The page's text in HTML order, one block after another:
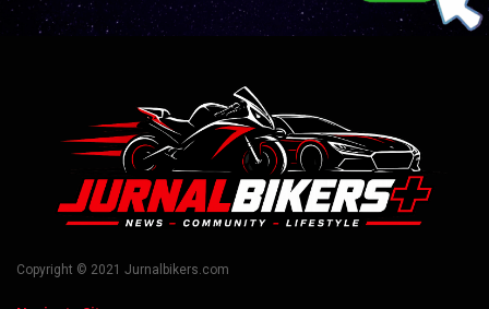
Copyright © 2021 Jurnalbikers.com